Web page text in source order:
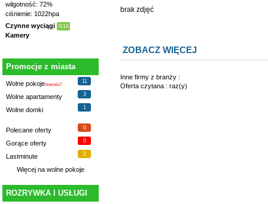
wilgotność: 72%
ciśnienie: 1022hpa
Czynne wyciągi 0/18
Kamery
Promocje z miasta
Wolne pokojenowość!
11
Wolne apartamenty 3
Wolne domki 1
Polecane oferty 0
Gorące oferty 0
Lastminute 2
Więcej na wolne pokoje
ROZRYWKA I USŁUGI
brak zdjęć
ZOBACZ WIĘCEJ
Inne firmy z branży :
Oferta czytana : raz(y)